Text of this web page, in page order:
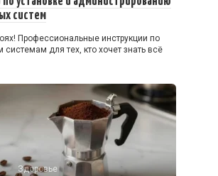
систем
Профессиональные инструкции по
для тех, кто хочет знать всё
Здоровье